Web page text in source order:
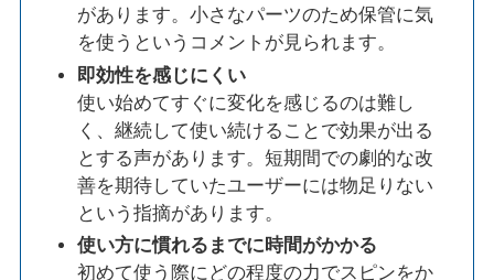
があります。小さなパーツのため保管に気
を使うというコメントが見られます。
即効性を感じにくい
使い始めてすぐに変化を感じるのは難し
く、継続して使い続けることで効果が出る
とする声があります。短期間での劇的な改
善を期待していたユーザーには物足りない
という指摘があります。
使い方に慣れるまでに時間がかかる
初めて使う際にどの程度の力でスピンをか